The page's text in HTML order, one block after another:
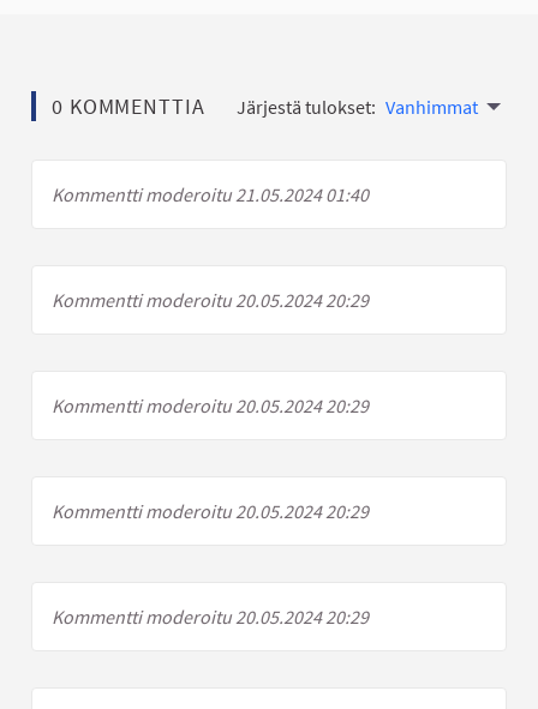
0 KOMMENTTIA Järjestä tulokset: Vanhimmat
Kommentti moderoitu 21.05.2024 01:40
Kommentti moderoitu 20.05.2024 20:29
Kommentti moderoitu 20.05.2024 20:29
Kommentti moderoitu 20.05.2024 20:29
Kommentti moderoitu 20.05.2024 20:29